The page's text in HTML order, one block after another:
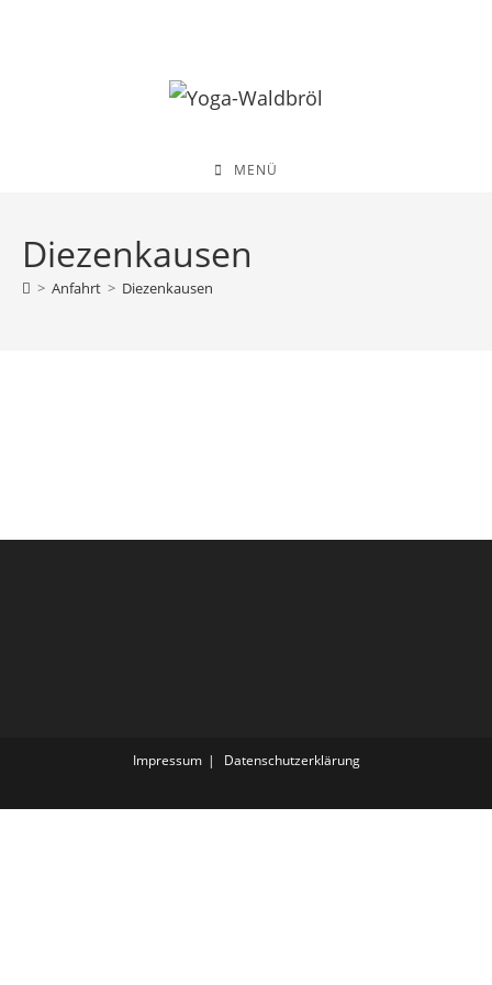
MENÜ
Diezenkausen
> Anfahrt > Diezenkausen
Impressum Datenschutz­erklärung